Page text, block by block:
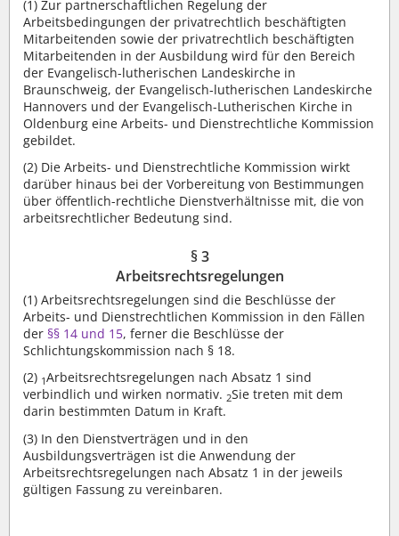
(1) Zur partnerschaftlichen Regelung der
Arbeitsbedingungen der privatrechtlich beschäftigten
Mitarbeitenden sowie der privatrechtlich beschäftigten
Mitarbeitenden in der Ausbildung wird für den Bereich
der Evangelisch-lutherischen Landeskirche in
Braunschweig, der Evangelisch-lutherischen Landeskirche
Hannovers und der Evangelisch-Lutherischen Kirche in
Oldenburg eine Arbeits- und Dienstrechtliche Kommission
gebildet.
(2) Die Arbeits- und Dienstrechtliche Kommission wirkt
darüber hinaus bei der Vorbereitung von Bestimmungen
über öffentlich-rechtliche Dienstverhältnisse mit, die von
arbeitsrechtlicher Bedeutung sind.
§ 3
Arbeitsrechtsregelungen
(1) Arbeitsrechtsregelungen sind die Beschlüsse der
Arbeits- und Dienstrechtlichen Kommission in den Fällen
der §§ 14 und 15, ferner die Beschlüsse der
Schlichtungskommission nach § 18.
(2) 1Arbeitsrechtsregelungen nach Absatz 1 sind
verbindlich und wirken normativ. 2Sie treten mit dem
darin bestimmten Datum in Kraft.
(3) In den Dienstverträgen und in den
Ausbildungsverträgen ist die Anwendung der
Arbeitsrechtsregelungen nach Absatz 1 in der jeweils
gültigen Fassung zu vereinbaren.